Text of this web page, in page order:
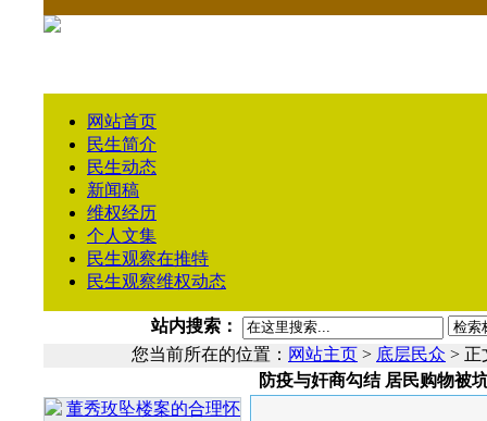
网站首页
民生简介
民生动态
新闻稿
维权经历
个人文集
民生观察在推特
民生观察维权动态
站内搜索：
您当前所在的位置： 网站主页 > 底层民众 > 正
董秀玫坠楼案的合理怀
防疫与奸商勾结 居民购物被